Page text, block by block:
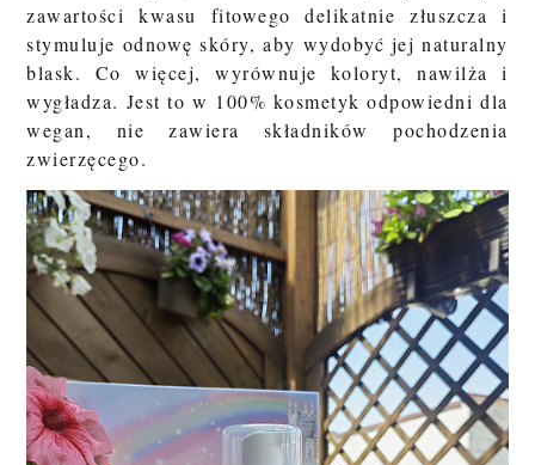
zawartości kwasu fitowego delikatnie złuszcza i
stymuluje odnowę skóry, aby wydobyć jej naturalny
blask. Co więcej, wyrównuje koloryt, nawilża i
wygładza. Jest to w 100% kosmetyk odpowiedni dla
wegan, nie zawiera składników pochodzenia
zwierzęcego.